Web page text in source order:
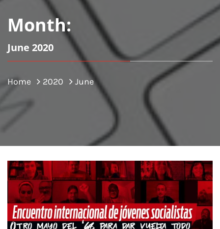
Month:
June 2020
Home 2020 June